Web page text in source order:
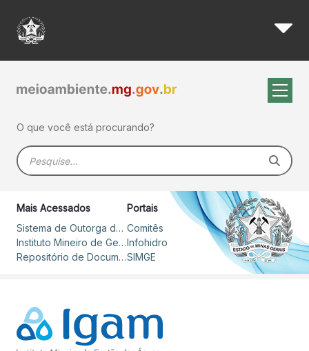
Pular para o Conteúdo principal
Igam leva discussão sobre a
O que você está procurando?
Barra de busca
Mais Acessados
Sistema de Outorga de Direito de Uso de Recursos Hídricos – SOUT
Instituto Mineiro de Gestão das Águas
Repositório de Documentos
Portais
Comitês
Infohidro
SIMGE